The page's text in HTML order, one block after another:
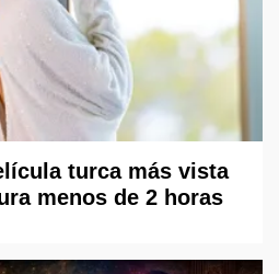
turca más vista
menos de 2 horas